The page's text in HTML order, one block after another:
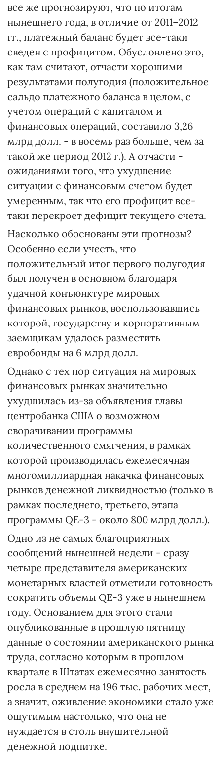
все же прогнозируют, что по итогам
нынешнего года, в отличие от 2011–2012
гг., платежный баланс будет все-таки
сведен с профицитом. Обусловлено это,
как там считают, отчасти хорошими
результатами полугодия (положительное
сальдо платежного баланса в целом, с
учетом операций с капиталом и
финансовых операций, составило 3,26
млрд долл. - в восемь раз больше, чем за
такой же период 2012 г.). А отчасти -
ожиданиями того, что ухудшение
ситуации с финансовым счетом будет
умеренным, так что его профицит все-
таки перекроет дефицит текущего счета.
Насколько обоснованы эти прогнозы?
Особенно если учесть, что
положительный итог первого полугодия
был получен в основном благодаря
удачной конъюнктуре мировых
финансовых рынков, воспользовавшись
которой, государству и корпоративным
заемщикам удалось разместить
евробонды на 6 млрд долл.
Однако с тех пор ситуация на мировых
финансовых рынках значительно
ухудшилась из-за объявления главы
центробанка США о возможном
сворачивании программы
количественного смягчения, в рамках
которой производилась ежемесячная
многомиллиардная накачка финансовых
рынков денежной ликвидностью (только в
рамках последнего, третьего, этапа
программы QE-3 - около 800 млрд долл.).
Одно из не самых благоприятных
сообщений нынешней недели - сразу
четыре представителя американских
монетарных властей отметили готовность
сократить объемы QE-3 уже в нынешнем
году. Основанием для этого стали
опубликованные в прошлую пятницу
данные о состоянии американского рынка
труда, согласно которым в прошлом
квартале в Штатах ежемесячно занятость
росла в среднем на 196 тыс. рабочих мест,
а значит, оживление экономики стало уже
ощутимым настолько, что она не
нуждается в столь внушительной
денежной подпитке.